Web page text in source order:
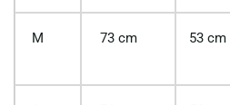
M 73 cm 53 cm